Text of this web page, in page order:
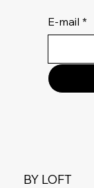
E-mail *
BY LOFT